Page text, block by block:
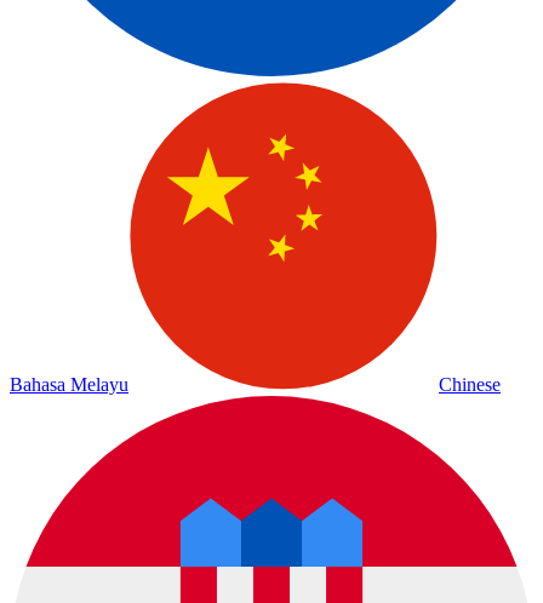
Bahasa Melayu Chinese